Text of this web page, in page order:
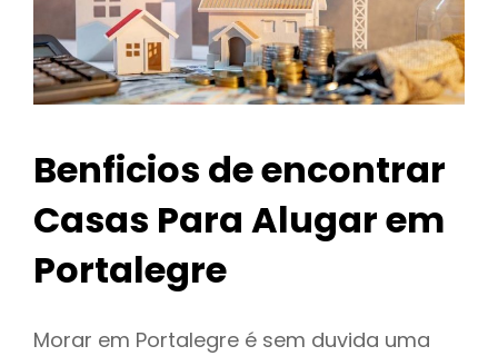
Benficios de encontrar
Casas Para Alugar em
Portalegre
Morar em Portalegre é sem duvida uma